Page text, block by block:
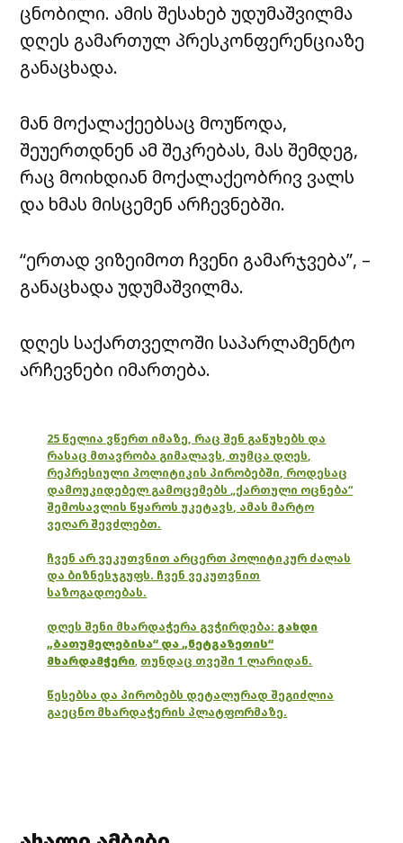
ცნობილი. ამის შესახებ უდუმაშვილმა
დღეს გამართულ პრესკონფერენციაზე
განაცხადა.
მან მოქალაქეებსაც მოუწოდა,
შეუერთდნენ ამ შეკრებას, მას შემდეგ,
რაც მოიხდიან მოქალაქეობრივ ვალს
და ხმას მისცემენ არჩევნებში.
“ერთად ვიზეიმოთ ჩვენი გამარჯვება”, –
განაცხადა უდუმაშვილმა.
დღეს საქართველოში საპარლამენტო
არჩევნები იმართება.
25 წელია ვწერთ იმაზე, რაც შენ გაწუხებს და
რასაც მთავრობა გიმალავს, თუმცა დღეს,
რეპრესიული პოლიტიკის პირობებში, როდესაც
დამოუკიდებელ გამოცემებს „ქართული ოცნება“
შემოსავლის წყაროს უკეტავს, ამას მარტო
ვეღარ შევძლებთ.
ჩვენ არ ვეკუთვნით არცერთ პოლიტიკურ ძალას
და ბიზნესჯგუფს. ჩვენ ვეკუთვნით
საზოგადოებას.
დღეს შენი მხარდაჭერა გვჭირდება: გახდი
„ბათუმელებისა“ და „ნეტგაზეთის“
მხარდამჭერი, თუნდაც თვეში 1 ლარიდან.
წესებსა და პირობებს დეტალურად შეგიძლია
გაეცნო მხარდაჭერის პლატფორმაზე.